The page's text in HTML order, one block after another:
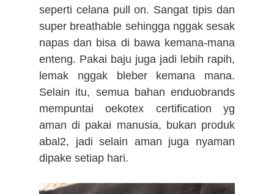
seperti celana pull on. Sangat tipis dan
super breathable sehingga nggak sesak
napas dan bisa di bawa kemana-mana
enteng. Pakai baju juga jadi lebih rapih,
lemak nggak bleber kemana mana.
Selain itu, semua bahan enduobrands
mempuntai oekotex certification yg
aman di pakai manusia, bukan produk
abal2, jadi selain aman juga nyaman
dipake setiap hari.